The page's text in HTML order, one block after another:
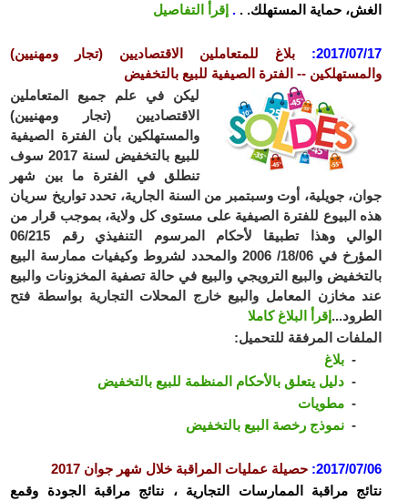
الغش، حماية المستهلك. . . إقرأ التفاصيل
2017/07/17:
بلاغ للمتعاملين الاقتصاديين (تجار ومهنيين)
والمستهلكين -- الفترة الصيفية للبيع بالتخفيض
ليكن في علم جميع المتعاملين
الاقتصاديين (تجار ومهنيين)
والمستهلكين بأن الفترة الصيفية
للبيع بالتخفيض لسنة 2017 سوف
تنطلق في الفترة ما بين شهر
جوان، جويلية، أوت وسبتمبر من السنة الجارية، تحدد تواريخ سريان
هذه البيوع للفترة الصيفية على مستوى كل ولاية، بموجب قرار من
الوالي وهذا تطبيقا لأحكام المرسوم التنفيذي رقم 06/215
المؤرخ في 18/06/ 2006 والمحدد لشروط وكيفيات ممارسة البيع
بالتخفيض والبيع الترويجي والبيع في حالة تصفية المخزونات والبيع
عند مخازن المعامل والبيع خارج المحلات التجارية بواسطة فتح
الطرود... إقرأ البلاغ كاملا
الملفات المرفقة للتحميل:
- بلاغ
- دليل يتعلق بالأحكام المنظمة للبيع بالتخفيض
- مطويات
- نموذج رخصة البيع بالتخفيض
2017/07/06: حصيلة عمليات المراقبة خلال شهر جوان 2017
نتائج مراقبة الممارسات التجارية ، نتائج مراقبة الجودة وقمع